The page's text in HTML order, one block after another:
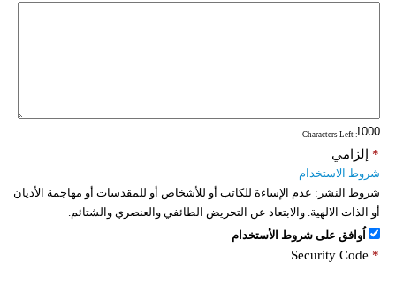
: Characters Left
إلزامي *
شروط الاستخدام
شروط النشر: عدم الإساءة للكاتب أو للأشخاص أو للمقدسات أو مهاجمة الأديان
أو الذات الالهية. والابتعاد عن التحريض الطائفي والعنصري والشتائم.
اُوافق على شروط الأستخدام
Security Code *